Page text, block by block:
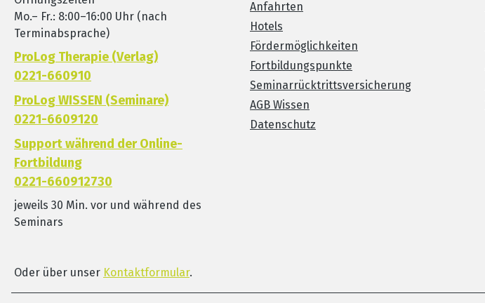
Mo.– Fr.: 8:00–16:00 Uhr (nach
Terminabsprache)
ProLog Therapie (Verlag)
0221-660910
ProLog WISSEN (Seminare)
0221-6609120
Support während der Online-
Fortbildung
0221-660912730
jeweils 30 Min. vor und während des
Seminars
Oder über unser Kontaktformular.
Anfahrten
Hotels
Fördermöglichkeiten
Fortbildungspunkte
Seminarrücktrittsversicherung
AGB Wissen
Datenschutz